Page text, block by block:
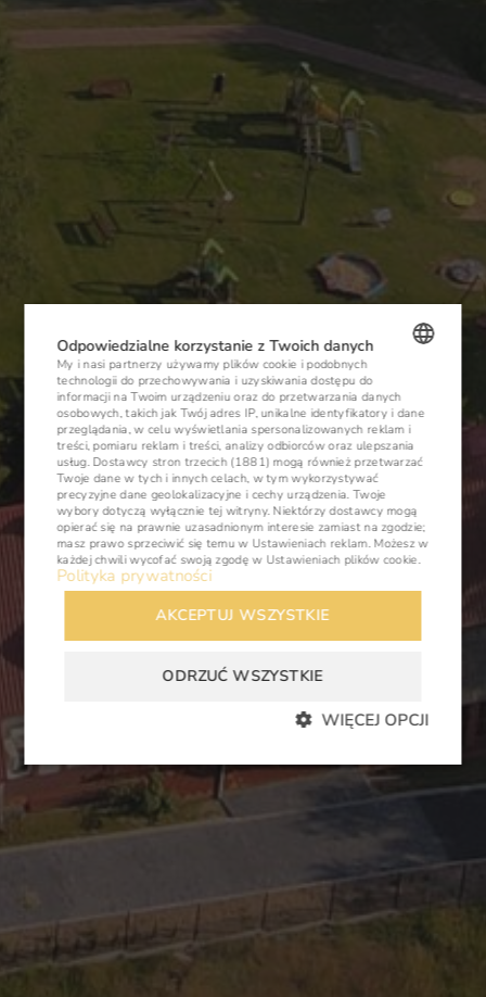
POLISH
ENGLISH
GERMAN
CZECH
Odpowiedzialne korzystanie z Twoich danych
My i nasi partnerzy używamy plików cookie i podobnych
technologii do przechowywania i uzyskiwania dostępu do
informacji na Twoim urządzeniu oraz do przetwarzania danych
osobowych, takich jak Twój adres IP, unikalne identyfikatory i dane
przeglądania, w celu wyświetlania spersonalizowanych reklam i
treści, pomiaru reklam i treści, analizy odbiorców oraz ulepszania
usług. Dostawcy stron trzecich (1881) mogą również przetwarzać
Twoje dane w tych i innych celach, w tym wykorzystywać
precyzyjne dane geolokalizacyjne i cechy urządzenia. Twoje
wybory dotyczą wyłącznie tej witryny. Niektórzy dostawcy mogą
opierać się na prawnie uzasadnionym interesie zamiast na zgodzie;
masz prawo sprzeciwić się temu w Ustawieniach reklam. Możesz w
każdej chwili wycofać swoją zgodę w Ustawieniach plików cookie.
Polityka prywatności
AKCEPTUJ WSZYSTKIE
ODRZUĆ WSZYSTKIE
WIĘCEJ OPCJI